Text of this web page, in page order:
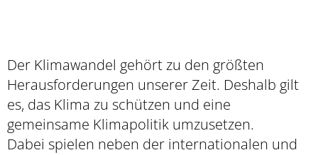
Der Klimawandel gehört zu den größten
Herausforderungen unserer Zeit. Deshalb gilt
es, das Klima zu schützen und eine
gemeinsame Klimapolitik umzusetzen.
Dabei spielen neben der internationalen und